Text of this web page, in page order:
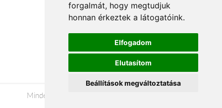
forgalmát, hogy megtudjuk
honnan érkeztek a látogatóink.
Elfogadom
Elutasítom
Beállítások megváltoztatása
Á.SZ.F.
Impresszum
Adatkezelési tájékoztató
Minden jog fenntartva © 2026 |